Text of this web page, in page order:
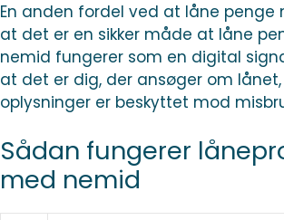
En anden fordel ved at låne penge
at det er en sikker måde at låne
nemid fungerer som en digital
at det er dig, der ansøger om
oplysninger er beskyttet mod
Sådan fungerer
med nemid